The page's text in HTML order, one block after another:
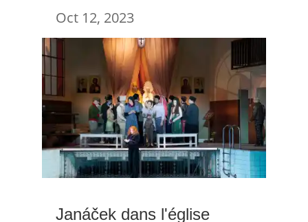
Oct 12, 2023
Janáček dans l'église